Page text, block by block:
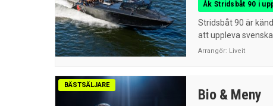
Åk Stridsbåt 90 i
Stridsbåt 90 är
att uppleva
Arrangör: Liveit
BÄSTSÄLJARE
Bio & Meny